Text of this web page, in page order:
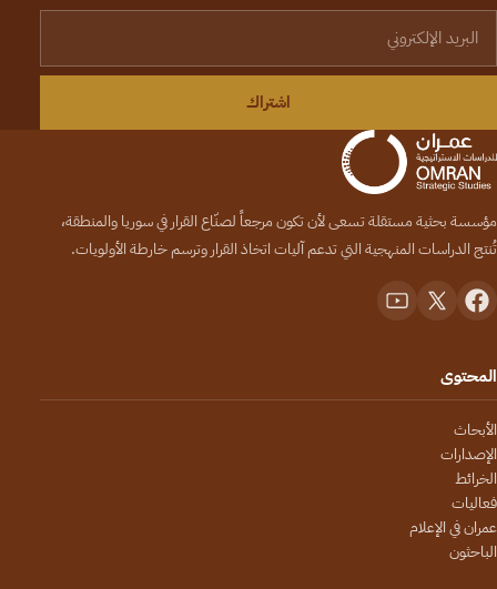
اشتراك
مؤسسة بحثية مستقلة تسعى لأن تكون مرجعاً لصنّاع القرار في سوريا والمنطقة،
تُنتج الدراسات المنهجية التي تدعم آليات اتخاذ القرار وترسم خارطة الأولويات.
المحتوى
الأبحاث
الإصدارات
الخرائط
فعاليات
عمران في الإعلام
الباحثون